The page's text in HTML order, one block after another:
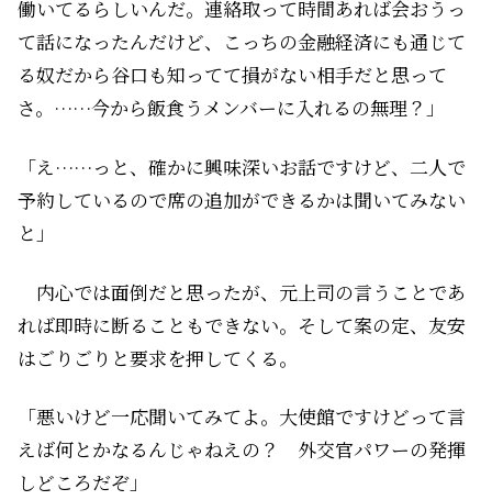
働いてるらしいんだ。連絡取って時間あれば会おうっ
て話になったんだけど、こっちの金融経済にも通じて
る奴だから谷口も知ってて損がない相手だと思って
さ。……今から飯食うメンバーに入れるの無理？」
「え……っと、確かに興味深いお話ですけど、二人で
予約しているので席の追加ができるかは聞いてみない
と」
内心では面倒だと思ったが、元上司の言うことであ
れば即時に断ることもできない。そして案の定、友安
はごりごりと要求を押してくる。
「悪いけど一応聞いてみてよ。大使館ですけどって言
えば何とかなるんじゃねえの？ 外交官パワーの発揮
しどころだぞ」